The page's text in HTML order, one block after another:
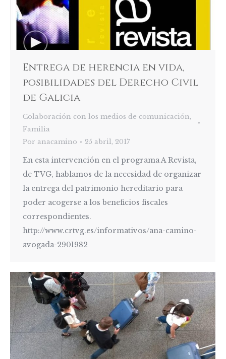
Entrega de herencia en vida,
posibilidades del Derecho Civil
de Galicia
Colaboración con los medios de comunicación,
Familia
Por anacamino 25 abril, 2017
En esta intervención en el programa A Revista,
de TVG, hablamos de la necesidad de organizar
la entrega del patrimonio hereditario para
poder acogerse a los beneficios fiscales
correspondientes.
http://www.crtvg.es/informativos/ana-camino-
avogada-2901982